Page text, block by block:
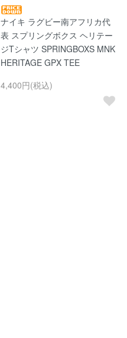
ナイキ ラグビー南アフリカ代
表 スプリングボクス ヘリテー
ジTシャツ SPRINGBOXS MNK
HERITAGE GPX TEE
4,400円(税込)